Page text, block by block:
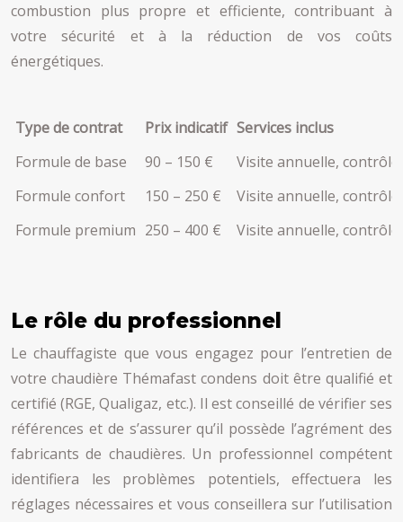
combustion plus propre et efficiente, contribuant à
votre sécurité et à la réduction de vos coûts
énergétiques.
Type de contrat Prix indicatif Services inclus
Formule de base
90 – 150 €
Visite annuelle,
Formule confort
150 – 250 €
Visite annuelle,
Formule premium 250 – 400 € Visite annuelle,
Le rôle du professionnel
Le chauffagiste que vous engagez pour l’entretien de
votre chaudière Thémafast condens doit être qualifié et
certifié (RGE, Qualigaz, etc.). Il est conseillé de vérifier ses
références et de s’assurer qu’il possède l’agrément des
fabricants de chaudières. Un professionnel compétent
identifiera les problèmes potentiels, effectuera les
réglages nécessaires et vous conseillera sur l’utilisation